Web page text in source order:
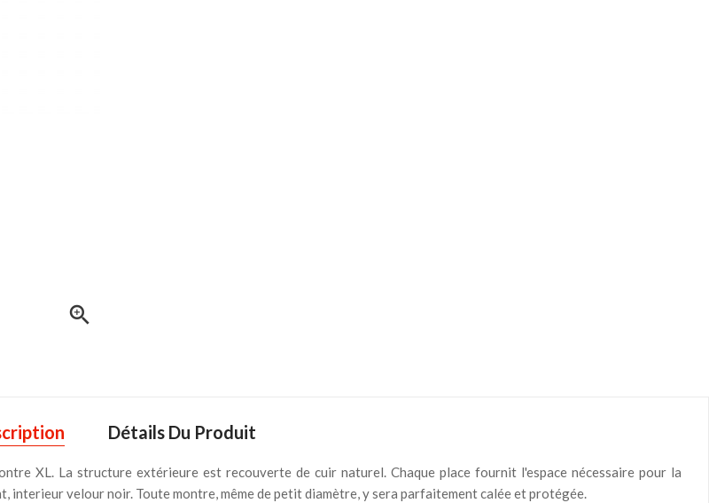

Détails Du Produit
XL. La structure extérieure est recouverte de cuir naturel. Chaque place fournit l'espace nécessaire pour la
interieur velour noir. Toute montre, même de petit diamètre, y sera parfaitement calée et protégée.